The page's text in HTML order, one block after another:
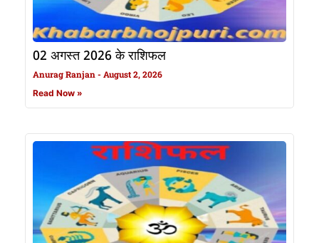
02 अगस्त 2026 के राशिफल
Anurag Ranjan August 2, 2026
Read Now »